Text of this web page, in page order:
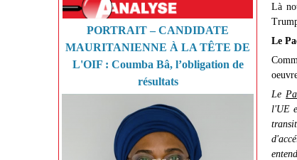
PORTRAIT – CANDIDATE
MAURITANIENNE À LA TÊTE DE
L'OIF : Coumba Bâ, l’obligation de
résultats
Là
Le
Le
l'UE